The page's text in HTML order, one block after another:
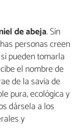
de abeja. Sin
personas creen
pueden tomarla
el nombre de
de la savia de
pura, ecológica y
dársela a los
y